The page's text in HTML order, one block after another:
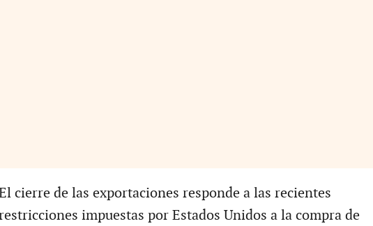
cierre de las exportaciones responde a las recientes
impuestas por Estados Unidos a la compra de